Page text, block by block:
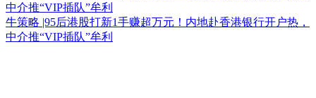
中介推“VIP插队”牟利
牛策略 |95后港股打新1手赚超万元！内地赴香港银行开户热，
中介推“VIP插队”牟利